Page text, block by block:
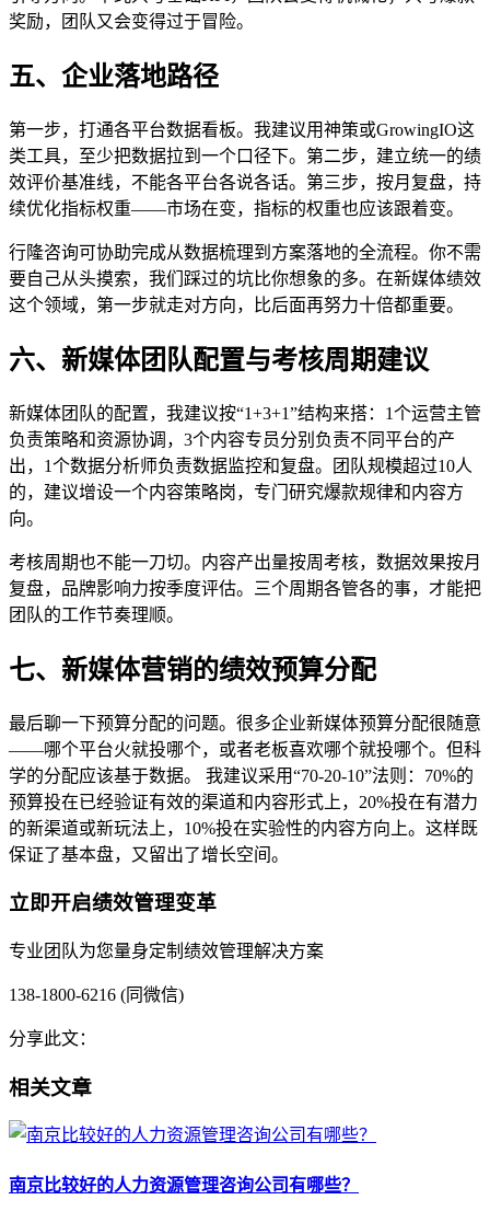
奖励，团队又会变得过于冒险。
五、企业落地路径
第一步，打通各平台数据看板。我建议用神策或GrowingIO这
类工具，至少把数据拉到一个口径下。第二步，建立统一的绩
效评价基准线，不能各平台各说各话。第三步，按月复盘，持
续优化指标权重——市场在变，指标的权重也应该跟着变。
行隆咨询可协助完成从数据梳理到方案落地的全流程。你不需
要自己从头摸索，我们踩过的坑比你想象的多。在新媒体绩效
这个领域，第一步就走对方向，比后面再努力十倍都重要。
六、新媒体团队配置与考核周期建议
新媒体团队的配置，我建议按“1+3+1”结构来搭：1个运营主管
负责策略和资源协调，3个内容专员分别负责不同平台的产
出，1个数据分析师负责数据监控和复盘。团队规模超过10人
的，建议增设一个内容策略岗，专门研究爆款规律和内容方
向。
考核周期也不能一刀切。内容产出量按周考核，数据效果按月
复盘，品牌影响力按季度评估。三个周期各管各的事，才能把
团队的工作节奏理顺。
七、新媒体营销的绩效预算分配
最后聊一下预算分配的问题。很多企业新媒体预算分配很随意
——哪个平台火就投哪个，或者老板喜欢哪个就投哪个。但科
学的分配应该基于数据。 我建议采用“70-20-10”法则：70%的
预算投在已经验证有效的渠道和内容形式上，20%投在有潜力
的新渠道或新玩法上，10%投在实验性的内容方向上。这样既
保证了基本盘，又留出了增长空间。
立即开启绩效管理变革
专业团队为您量身定制绩效管理解决方案
138-1800-6216 (同微信)
分享此文：
相关文章
南京比较好的人力资源管理咨询公司有哪些？